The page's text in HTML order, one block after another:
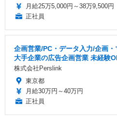
月給25万5,000円～38万9,500円
正社員
企画営業/PC・データ入力/企画
大手企業の広告企画営業 未経験
株式会社Perslink
東京都
月給30万円～40万円
正社員